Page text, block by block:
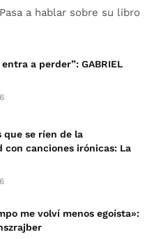
a hablar sobre su libro
a perder”: GABRIEL
que se ríen de la
con canciones irónicas: La
me volví menos egoísta»: